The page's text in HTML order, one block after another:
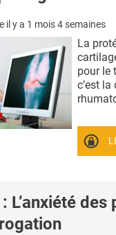
il y a 1 mois 4 semaines
La
pour le
c’est
: L’anxiété